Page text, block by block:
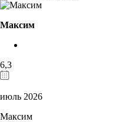
Максим
6,3
июль 2026
Максим